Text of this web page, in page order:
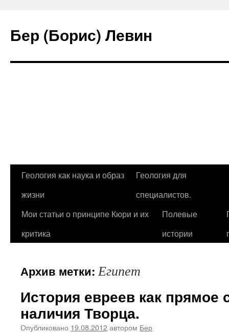
Бер (Борис) Левин
Перейти
содержимому
Геология как наука и образ
жизни
Геология для
специалистов.
Мои статьи о принципе Кюри и их
критика
Полевые
истории
Архив метки:Египет
История евреев как прямое
наличия Творца.
Опубликовано 19.08.2012автором Бер